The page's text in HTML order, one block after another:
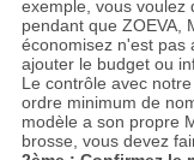
exemple, vous voulez
pendant que ZOEVA,
économisez n'est pas
ajouter le budget ou
Le contrôle avec
ordre minimum de
modèle a son propre
brosse, vous devez